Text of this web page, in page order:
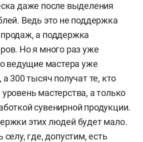
даже после выделения
Ведь это не поддержка
а поддержка
Но я много раз уже
ведущие мастера уже
300 тысяч получат те, кто
мастерства, а только
сувенирной продукции.
этих людей будет мало.
где, допустим, есть